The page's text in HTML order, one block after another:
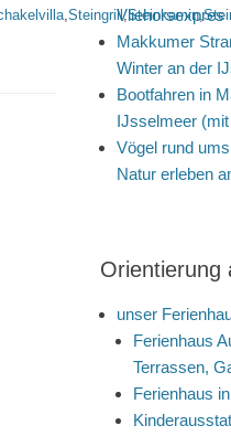
,Steingrill,Steinkamin,
Vliehorsexpres
Makkumer
Winter an der
Bootfahren in
IJsselmeer
Vögel rund
Natur erleben
Orientierung
unser
Ferienhaus
Terrassen,
Ferienhaus